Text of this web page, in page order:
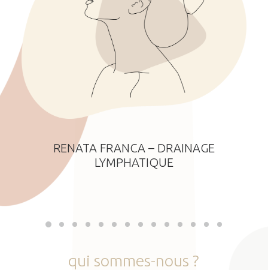
RENATA FRANCA – DRAINAGE
LYMPHATIQUE
qui sommes-nous ?